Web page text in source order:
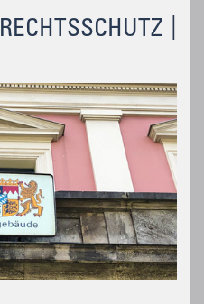
RECHTSSCHUTZ